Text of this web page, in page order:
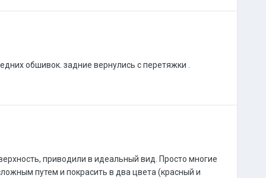
обшивок. задние вернулись с перетяжки .
приводили в идеальный вид. Просто многие
путем и покрасить в два цвета (красный и